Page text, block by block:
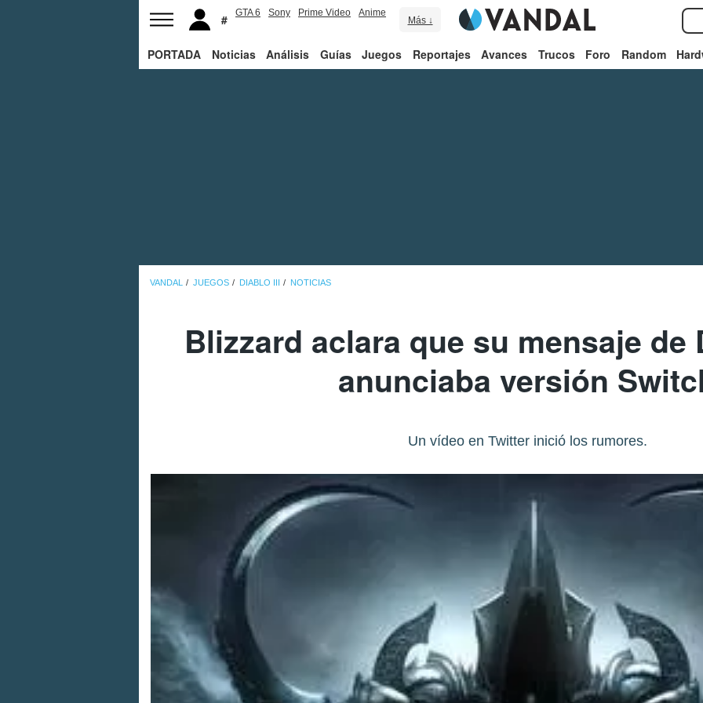
GTA 6 Sony Prime Video Anime
Más ↓
PORTADA Noticias Análisis Guías Juegos Reportajes Avances Trucos Foro Random
VANDAL JUEGOS DIABLO III NOTICIAS
Blizzard aclara que su mensaje de
anunciaba versión
Un vídeo en Twitter inició los rumores.